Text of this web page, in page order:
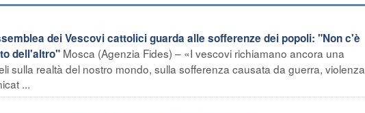
dei Vescovi cattolici guarda alle sofferenze dei popoli: "Non c'è
dell'altro" Mosca (Agenzia Fides) – «I vescovi richiamano ancora una
sulla realtà del nostro mondo, sulla sofferenza causata da guerra, violenza
...